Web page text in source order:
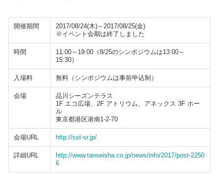
開催期間
2017/08/24(木)～2017/08/25(金)
※イベント会期は終了しました
時間
11:00～19:00（8/25のシンポジウムは13:00～
15:30）
入場料 無料（シンポジウムは事前申込制）
会場
品川シーズンテラス
1F エコ広場、2F アトリウム、アネックス 3F ホー
ル
東京都港区港南1-2-70
会場URL http://sst-sr.jp/
詳細URL
http://www.tanseisha.co.jp/news/info/2017/post-2250
6